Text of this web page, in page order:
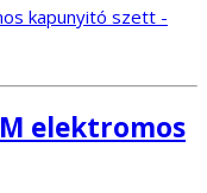
elektromos